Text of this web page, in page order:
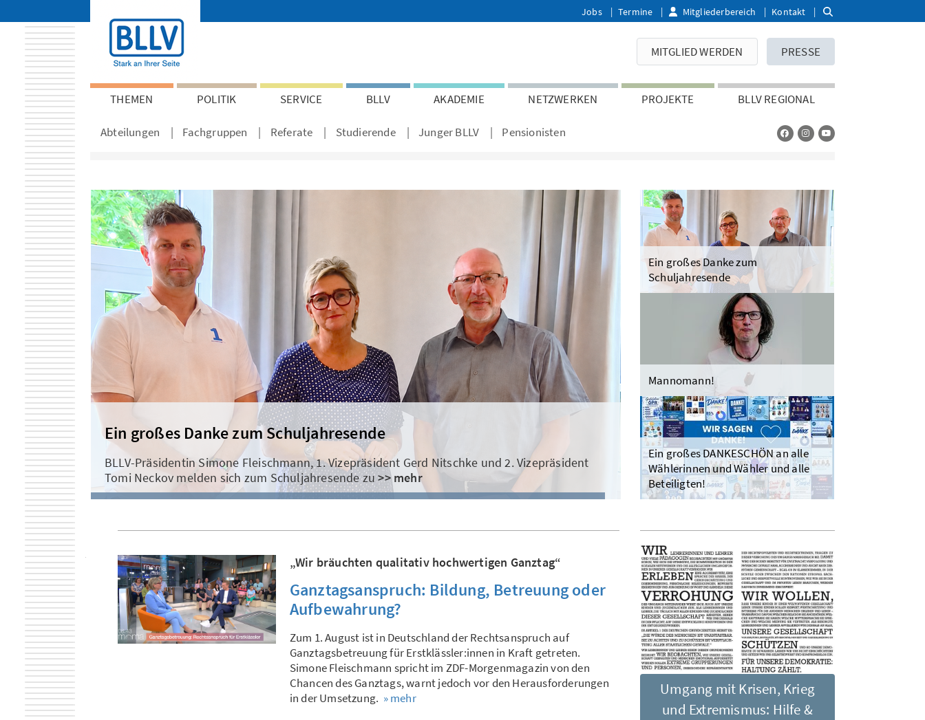
Jobs Termine Mitgliederbereich Kontakt
MITGLIED WERDEN PRESSE
THEMEN POLITIK SERVICE BLLV AKADEMIE NETZWERKEN PROJEKTE BLLV REGIONAL
Abteilungen Fachgruppen Referate Studierende Junger BLLV Pensionisten
Mannomann!
Eine Präsidentin hat der BLLV schon längst, dennoch ist im Verband noch Luft nach oben für
Frauen in Führung - erst Recht an Schulen und in>> mehr
Ein großes Danke zum
Schuljahresende
Mannomann!
Ein großes DANKESCHÖN an alle
Wählerinnen und Wähler und alle
Beteiligten!
„Wir bräuchten qualitativ hochwertigen Ganztag“
Ganztagsanspruch: Bildung, Betreuung oder
Aufbewahrung?
Zum 1. August ist in Deutschland der Rechtsanspruch auf
Ganztagsbetreuung für Erstklässler:innen in Kraft getreten.
Simone Fleischmann spricht im ZDF-Morgenmagazin von den
Chancen des Ganztags, warnt jedoch vor den Herausforderungen
in der Umsetzung. » mehr
Umgang mit Krisen, Krieg
und Extremismus: Hilfe &